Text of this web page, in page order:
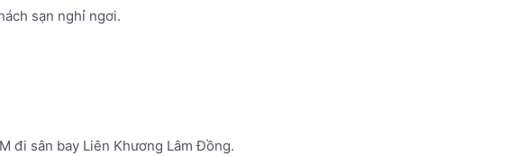
sạn nghỉ ngơi.
đi sân bay Liên Khương Lâm Đồng.